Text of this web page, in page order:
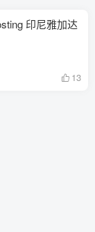
印尼雅加达
13